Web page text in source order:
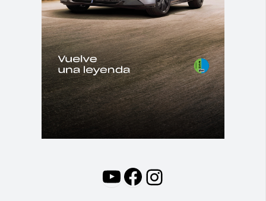
YouTube
Facebook
Instagram